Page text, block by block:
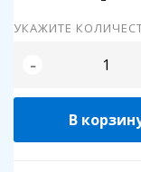
УКАЖИТЕ
-
В